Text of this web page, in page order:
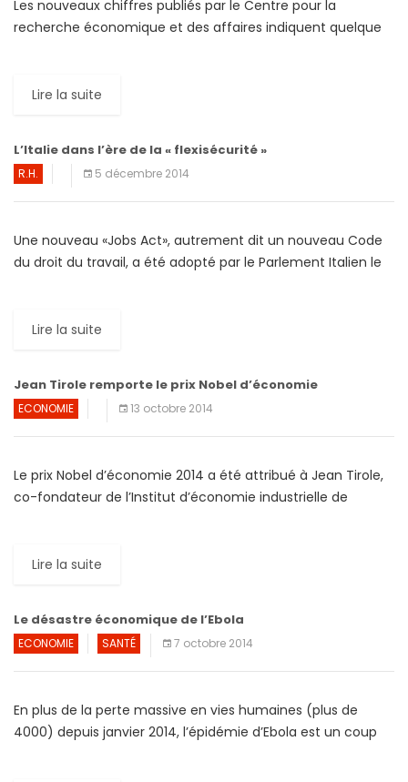
Les nouveaux chiffres publiés par le Centre pour la
recherche économique et des affaires indiquent quelque
Lire la suite
L’Italie dans l’ère de la « flexisécurité »
R.H. 5 décembre 2014
Une nouveau «Jobs Act», autrement dit un nouveau Code
du droit du travail, a été adopté par le Parlement Italien le
Lire la suite
Jean Tirole remporte le prix Nobel d’économie
ECONOMIE 13 octobre 2014
Le prix Nobel d’économie 2014 a été attribué à Jean Tirole,
co-fondateur de l’Institut d’économie industrielle de
Lire la suite
Le désastre économique de l’Ebola
ECONOMIE SANTÉ 7 octobre 2014
En plus de la perte massive en vies humaines (plus de
4000) depuis janvier 2014, l’épidémie d’Ebola est un coup